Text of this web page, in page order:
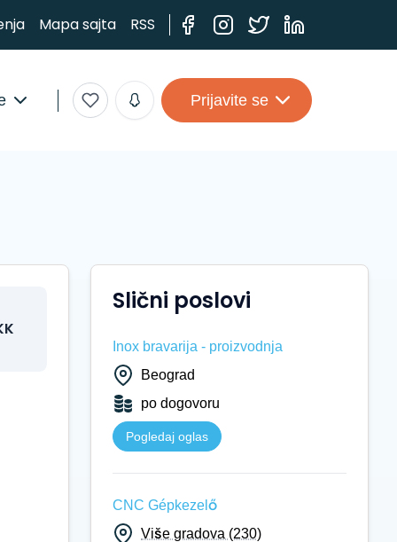
Mapa sajta RSS
Prijavite se
Slični poslovi
Inox bravarija - proizvodnja
Beograd
po dogovoru
Pogledaj oglas
CNC Gépkezelő
Više gradova (230)